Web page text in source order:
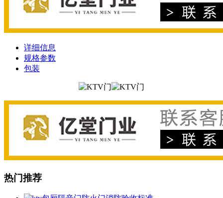
详细信息
规格参数
包装
热门推荐